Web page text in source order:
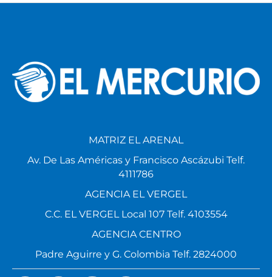
MATRIZ EL ARENAL
Av. De Las Américas y Francisco Ascázubi Telf.
4111786
AGENCIA EL VERGEL
C.C. EL VERGEL Local 107 Telf. 4103554
AGENCIA CENTRO
Padre Aguirre y G. Colombia Telf. 2824000